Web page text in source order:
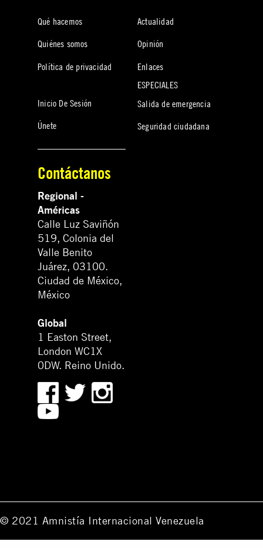
Qué hacemos
Quiénes somos
Política de privacidad
Inicio De Sesión
Únete
Actualidad
Opinión
Enlaces
ESPECIALES
Salida de emergencia
Seguridad ciudadana
Contáctanos
Regional -
Américas
Calle Luz Saviñón
519, Colonia del
Valle Benito
Juárez, 03100.
Ciudad de México,
México
Global
1 Easton Street,
London WC1X
0DW. Reino Unido.
© 2021 Amnistía Internacional Venezuela